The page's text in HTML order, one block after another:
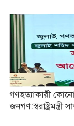
গণহত্যাকারী